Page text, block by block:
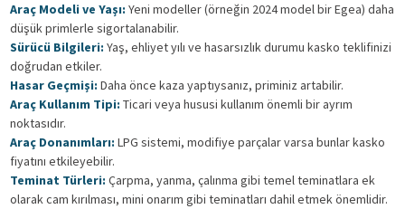
Araç Modeli ve Yaşı: Yeni modeller (örneğin 2024 model bir Egea) daha
düşük primlerle sigortalanabilir.
Sürücü Bilgileri: Yaş, ehliyet yılı ve hasarsızlık durumu kasko teklifinizi
doğrudan etkiler.
Hasar Geçmişi: Daha önce kaza yaptıysanız, priminiz artabilir.
Araç Kullanım Tipi: Ticari veya hususi kullanım önemli bir ayrım
noktasıdır.
Araç Donanımları: LPG sistemi, modifiye parçalar varsa bunlar kasko
fiyatını etkileyebilir.
Teminat Türleri: Çarpma, yanma, çalınma gibi temel teminatlara ek
olarak cam kırılması, mini onarım gibi teminatları dahil etmek önemlidir.